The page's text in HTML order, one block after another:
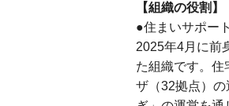
【組織の役割】
●住まいサポー
2025年4月に前
た組織です。住
ザ（32拠点）